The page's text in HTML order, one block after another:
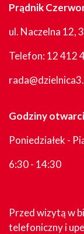
Prądnik
ul. Naczelna 12,
Telefon:12 412
Godziny
Poniedziałek -
6:30 - 14:30
Przed wizytą w
telefoniczny i